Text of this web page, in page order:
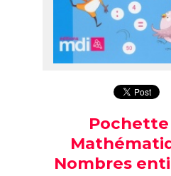
Nombres